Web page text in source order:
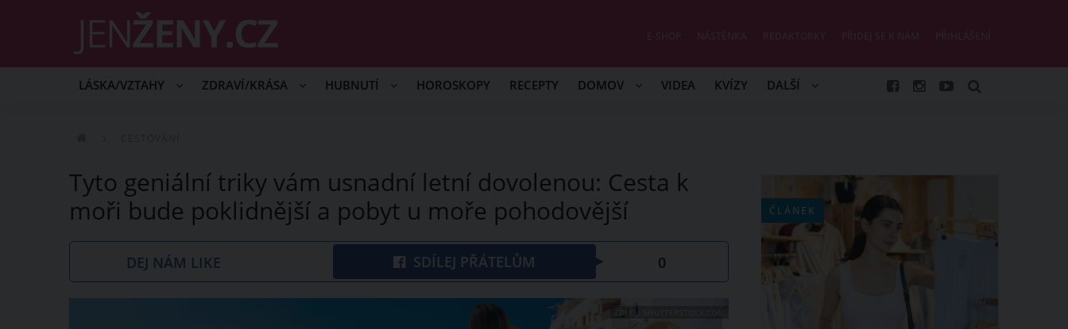
LÁSKA/VZTAHY ZDRAVÍ/KRÁSA HUBNUTÍ HOROSKOPY RECEPTY DOMOV VIDEA KVÍZY DALŠÍ
Tyto geniální triky vám usnadní letní dovolenou: Cesta k
moři bude poklidnější a pobyt u moře pohodovější
DEJ NÁM LIKE SDÍLEJ PŘÁTELŮM 0
ZDROJ: SHUTTERSTOCK.COM
ČLÁNEK